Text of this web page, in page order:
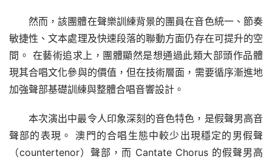
然而，該團體在聲樂訓練背景的團員在音色統一、節奏
敏捷性、文本處理及快速段落的聯動方面仍存在可提升的空
間。 在藝術追求上，團體顯然是想通過此類大部頭作品體
現其合唱文化參與的價值，但在技術層面，需要循序漸進地
加強聲部基礎訓練與整體合唱音響設計。
本次演出中最令人印象深刻的音色特色，是假聲男高音
聲部的表現。 澳門的合唱生態中較少出現穩定的男假聲
（countertenor）聲部，而 Cantate Chorus 的假聲男高